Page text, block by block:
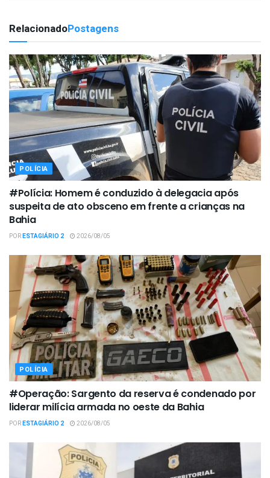
RelacionadoPostagens
POLÍCIA
#Polícia: Homem é conduzido à delegacia após
suspeita de ato obsceno em frente a crianças na
Bahia
PORESTAGIÁRIO 2 2026/08/05
POLÍCIA
#Operação: Sargento da reserva é condenado por
liderar milícia armada no oeste da Bahia
PORESTAGIÁRIO 2 2026/08/05